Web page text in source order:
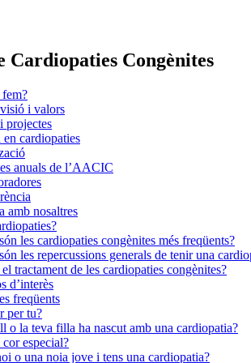
Cardiopaties Congènites
i valors
projectes
en cardiopaties
anuals de l’AACIC
amb nosaltres
les cardiopaties congènites més freqüents?
les repercussions generals de tenir una
tractament de les cardiopaties congènites?
d’interès
freqüents
per tu?
o la teva filla ha nascut amb una cardiopatia?
especial?
o una noia jove i tens una cardiopatia?